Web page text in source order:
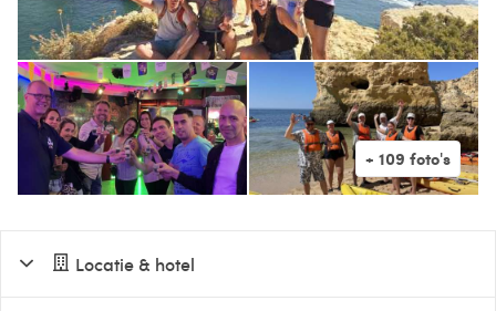
Locatie & hotel